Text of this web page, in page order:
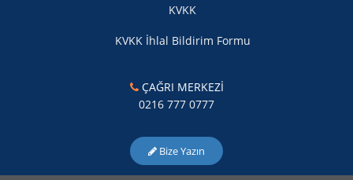
KVKK
KVKK İhlal Bildirim Formu
ÇAĞRI MERKEZİ
0216 777 0777
Bize Yazın